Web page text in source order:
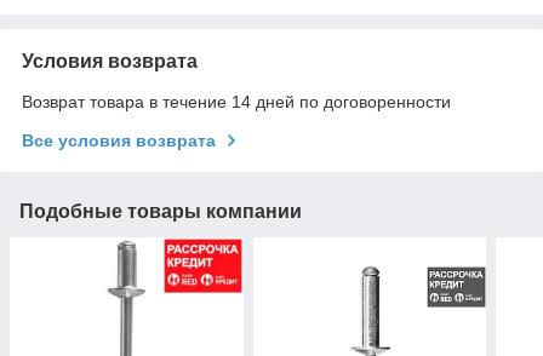
Условия возврата
Возврат товара в течение 14 дней по договоренности
Все условия возврата
Подобные товары компании